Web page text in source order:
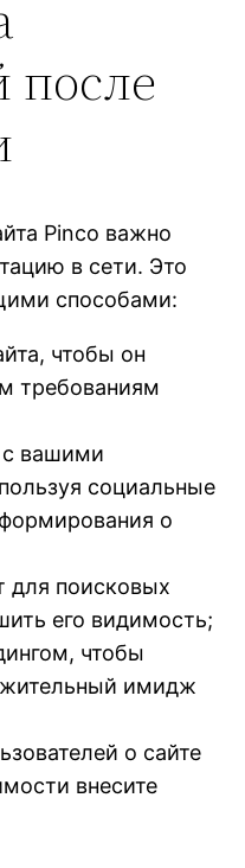
после
Pinco важно
в сети. Это
способами:
чтобы он
требованиям
с вашими
социальные
о
для поисковых
его видимость;
чтобы
имидж
о сайте
внесите